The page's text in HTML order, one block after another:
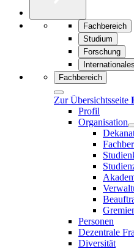
Fachbereich
Studium
Forschung
Internationales
Fachbereich
Zur Übersichtsseite
Profil
Organisation
Personen
Dezentrale
Diversität